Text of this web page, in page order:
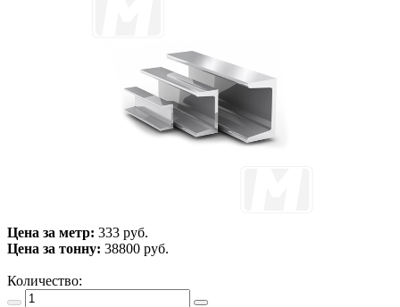
Цена за метр: 333 руб.
Цена за тонну: 38800 руб.
Количество: